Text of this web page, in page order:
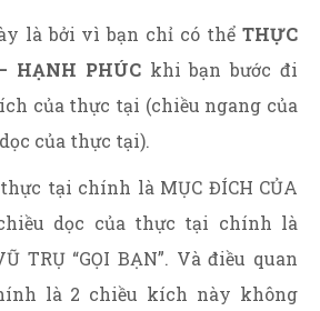
là bởi vì bạn chỉ có thể THỰC
HẠNH PHÚCkhi bạn bước đi
của thực tại (chiều ngang của
của thực tại).
tại chính là MỤC ĐÍCH CỦA
dọc của thực tại chính là
TRỤ “GỌI BẠN”. Và điều quan
là 2 chiều kích này không